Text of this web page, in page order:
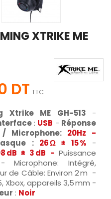
XTRIKE ME
DT TTC
Xtrike ME GH-513 -
: USB - Réponse
Microphone: 20Hz -
: 26 Ω ± 15 %
-
dB ± 3 dB -Puissance
Microphone: Intégré,
de Câble: Environ 2 m -
Xbox, appareils 3,5 mm -
: Noir